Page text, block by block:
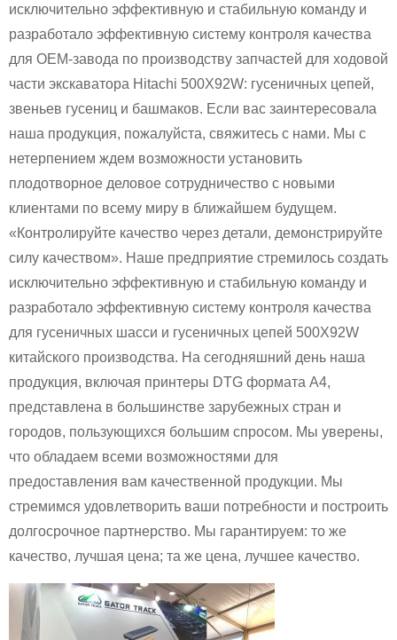
исключительно эффективную и стабильную команду и
разработало эффективную систему контроля качества
для OEM-завода по производству запчастей для ходовой
части экскаватора Hitachi 500X92W: гусеничных цепей,
звеньев гусениц и башмаков. Если вас заинтересовала
наша продукция, пожалуйста, свяжитесь с нами. Мы с
нетерпением ждем возможности установить
плодотворное деловое сотрудничество с новыми
клиентами по всему миру в ближайшем будущем.
«Контролируйте качество через детали, демонстрируйте
силу качеством». Наше предприятие стремилось создать
исключительно эффективную и стабильную команду и
разработало эффективную систему контроля качества
для гусеничных шасси и гусеничных цепей 500X92W
китайского производства. На сегодняшний день наша
продукция, включая принтеры DTG формата A4,
представлена ​​в большинстве зарубежных стран и
городов, пользующихся большим спросом. Мы уверены,
что обладаем всеми возможностями для
предоставления вам качественной продукции. Мы
стремимся удовлетворить ваши потребности и построить
долгосрочное партнерство. Мы гарантируем: то же
качество, лучшая цена; та же цена, лучшее качество.